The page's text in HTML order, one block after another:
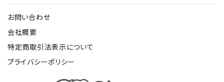
お問い合わせ
会社概要
特定商取引法表示について
プライバシーポリシー